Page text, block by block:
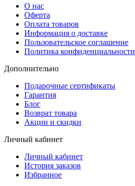
О нас
Оферта
Оплата товаров
Информация о доставке
Пользовательское соглашение
Политика конфиденциальности
Дополнительно
Подарочные сертификаты
Гарантия
Блог
Возврат товара
Акции и скидки
Личный кабинет
Личный кабинет
История заказов
Избранное